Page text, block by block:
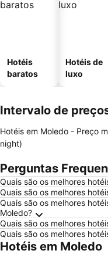
Hotéis
baratos
Hotéis de
luxo
Intervalo de
Hotéis em Moledo - Preço
night)
Perguntas
Quais são os melhores
Quais são os melhores
Quais são os melhores
Moledo?
Quais são os melhores
Quais são os melhores
Hotéis em Moledo